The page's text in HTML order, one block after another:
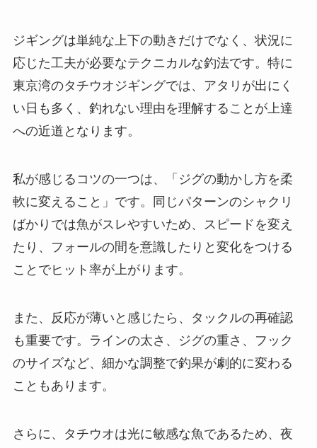
ジギングは単純な上下の動きだけでなく、状況に
応じた工夫が必要なテクニカルな釣法です。特に
東京湾のタチウオジギングでは、アタリが出にく
い日も多く、釣れない理由を理解することが上達
への近道となります。
私が感じるコツの一つは、「ジグの動かし方を柔
軟に変えること」です。同じパターンのシャクリ
ばかりでは魚がスレやすいため、スピードを変え
たり、フォールの間を意識したりと変化をつける
ことでヒット率が上がります。
また、反応が薄いと感じたら、タックルの再確認
も重要です。ラインの太さ、ジグの重さ、フック
のサイズなど、細かな調整で釣果が劇的に変わる
こともあります。
さらに、タチウオは光に敏感な魚であるため、夜